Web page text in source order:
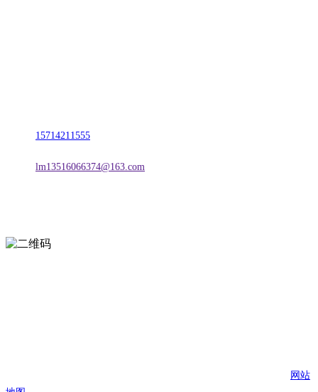
15714211555
lm13516066374@163.com
网站